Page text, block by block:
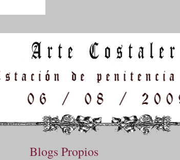
Blogs Propios